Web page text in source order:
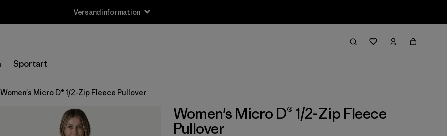
Versandinformation
Sportart
Women's Micro D® 1/2-Zip Fleece Pullover
Women's Micro D® 1/2-Zip Fleece
Pullover